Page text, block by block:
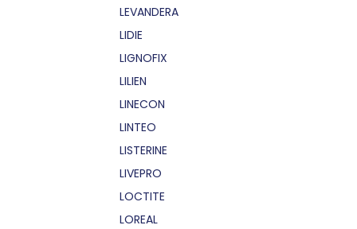
LEVANDERA
LIDIE
LIGNOFIX
LILIEN
LINECON
LINTEO
LISTERINE
LIVEPRO
LOCTITE
LOREAL